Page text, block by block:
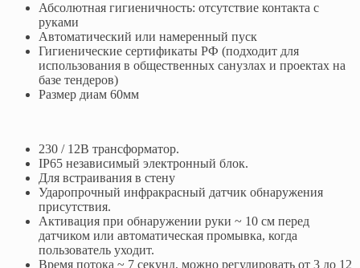
Абсолютная гигиеничность: отсутствие контакта с
руками
Автоматический или намеренный пуск
Гигиенические сертификаты РФ (подходит для
использования в общественных санузлах и проектах на
базе тендеров)
Размер диам 60мм
230 / 12В трансформатор.
IP65 независимый электронный блок.
Для встраивания в стену
Ударопрочный инфракрасный датчик обнаружения
присутствия.
Активация при обнаружении руки ~ 10 см перед
датчиком или автоматическая промывка, когда
пользователь уходит.
Время потока ~ 7 секунд, можно регулировать от 3 до 12